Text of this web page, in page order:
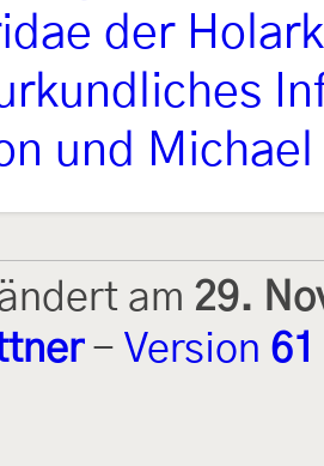
der
und
am 29.
- Version 61